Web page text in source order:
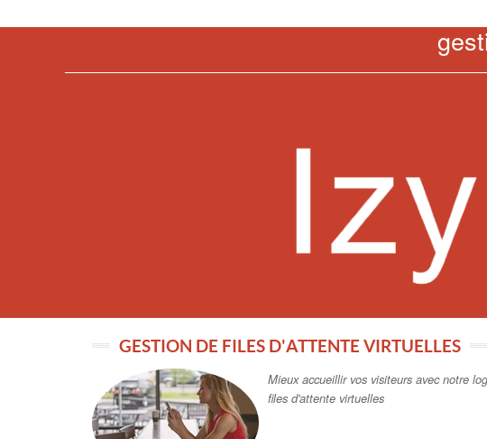
GESTION DE FILES D'ATTENTE VIRTUELLES
Mieux accueillir vos visiteurs avec notre
files d'attente virtuelles